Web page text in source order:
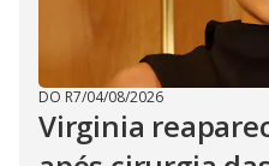
DO R7/04/08/2026
Virginia